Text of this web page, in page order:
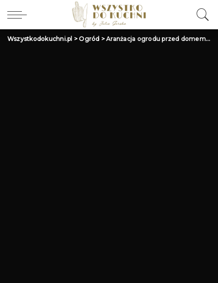
Wszystkodokuchni.pl >Ogród >Aranżacja ogrodu przed domem – inspiracje i pomysły na modny wystrój